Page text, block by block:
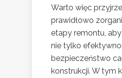
Warto więc
prawidłowo
etapy remontu,
nie tylko
bezpieczeństwo
konstrukcji. W tym